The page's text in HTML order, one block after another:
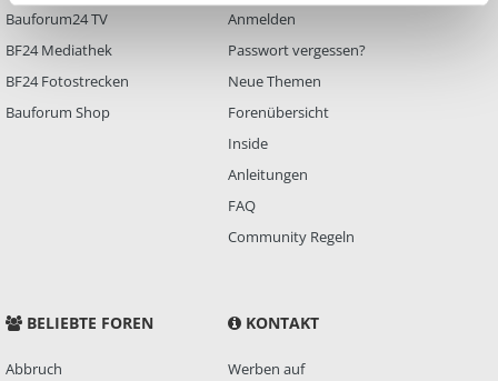
Bauforum24 TV
BF24 Mediathek
BF24 Fotostrecken
Bauforum Shop
Anmelden
Passwort vergessen?
Neue Themen
Forenübersicht
Inside
Anleitungen
FAQ
Community Regeln
BELIEBTE FOREN
Abbruch
KONTAKT
Werben auf